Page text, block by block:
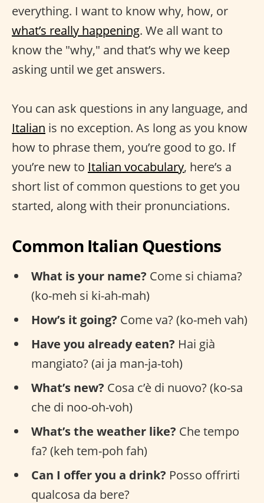
everything. I want to know why, how, or
what’s really happening. We all want to
know the "why," and that’s why we keep
asking until we get answers.
You can ask questions in any language, and
Italian is no exception. As long as you know
how to phrase them, you’re good to go. If
you’re new to Italian vocabulary, here’s a
short list of common questions to get you
started, along with their pronunciations.
Common Italian Questions
What is your name? Come si chiama?
(ko-meh si ki-ah-mah)
How’s it going? Come va? (ko-meh vah)
Have you already eaten? Hai già
mangiato? (ai ja man-ja-toh)
What’s new? Cosa c’è di nuovo? (ko-sa
che di noo-oh-voh)
What’s the weather like? Che tempo
fa? (keh tem-poh fah)
Can I offer you a drink? Posso offrirti
qualcosa da bere?